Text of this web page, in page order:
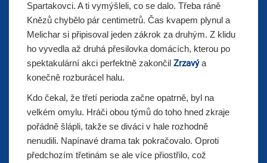
Spartakovci. A ti vymýšleli, co se dalo. Třeba ráně
Knězů chybělo pár centimetrů. Čas kvapem plynul a
Melichar si připisoval jeden zákrok za druhým. Z klidu
ho vyvedla až druhá přesilovka domácích, kterou po
spektakulární akci perfektně zakončil Zrzavýa
konečně rozburácel halu.
Kdo čekal, že třetí perioda začne opatrně, byl na
velkém omylu. Hráči obou týmů do toho hned zkraje
pořádně šlápli, takže se diváci v hale rozhodně
nenudili. Napínavé drama tak pokračovalo. Oproti
předchozím třetinám se ale více přiostřilo, což